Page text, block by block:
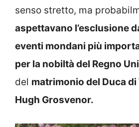
senso stretto, ma
aspettavano l’esclusione
eventi mondani più
per la nobiltà del Regno
del matrimonio del Duca
Hugh Grosvenor.